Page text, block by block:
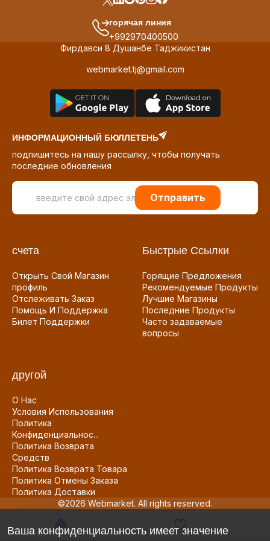
горячая линия
+992970400500
Фирдавси 8 Душанбе Таджикистан
webmarket.tj@gmail.com
ИНФОРМАЦИОННЫЙ БЮЛЛЕТЕНЬ
подпишитесь на нашу рассылку, чтобы получать
последние обновления
Отправить
счета
Открыть Свой Магазин
профиль
Отслеживать Заказ
Помощь И Поддержка
Билет Поддержки
Быстрые Ссылки
Горящие Предложения
Рекомендуемые Продукты
Лучшие Магазины
Последние Продукты
Часто задаваемые
вопросы
другой
О Нас
Условия Использования
Политика
Конфиденциальнос...
Политика Возврата
Средств
Политика Возврата Товара
Политика Отмены Заказа
Политика Доставки
©2026 Webmarket. All rights reserved.
Ваша конфиденциальность имеет значение